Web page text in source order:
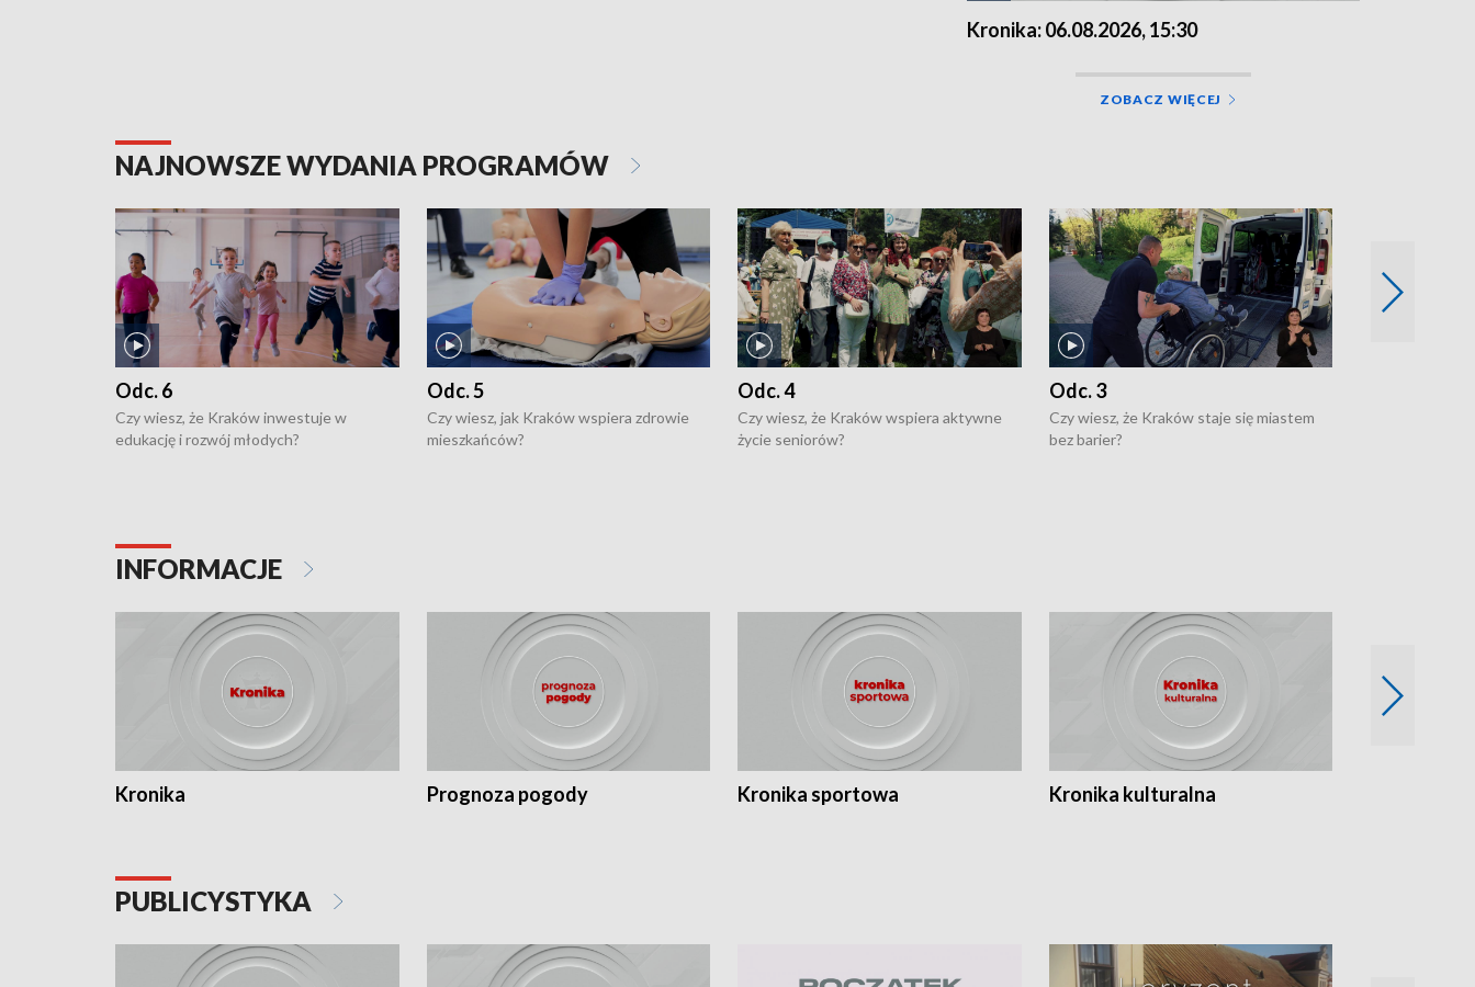
Kronika: 06.08.2026, 15:30
ZOBACZ WIĘCEJ
NAJNOWSZE WYDANIA PROGRAMÓW
Odc. 6
Czy wiesz, że Kraków inwestuje w
edukację i rozwój młodych?
Odc. 5
Czy wiesz, jak Kraków wspiera zdrowie
mieszkańców?
Odc. 4
Czy wiesz, że Kraków wspiera aktywne
życie seniorów?
Odc. 3
Czy wiesz, że Kraków staje się miastem
bez barier?
INFORMACJE
Kronika Prognoza pogody Kronika sportowa Kronika kulturalna
PUBLICYSTYKA